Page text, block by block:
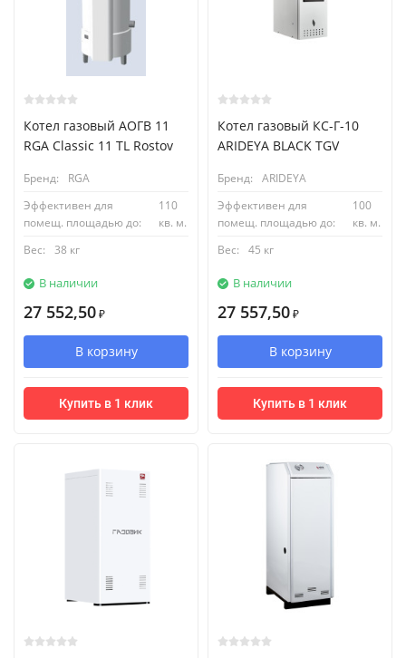
Котел газовый АОГВ 11
RGA Classic 11 TL Rostov
Бренд:
RGA
Эффективен для
помещ. площадью до:
110
кв. м.
Вес:
38 кг
В наличии
27 552,50 ₽
В корзину
Купить в 1 клик
Котел газовый КС-Г-10
ARIDEYA BLACK TGV
Бренд:
ARIDEYA
Эффективен для
помещ. площадью до:
100
кв. м.
Вес:
45 кг
В наличии
27 557,50 ₽
В корзину
Купить в 1 клик